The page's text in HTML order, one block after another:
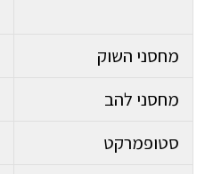
מחסני השוק
מחסני להב
סטופמרקט